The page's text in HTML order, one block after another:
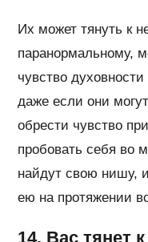
Их может тянуть к
паранормальному,
чувство
даже если они
обрести чувство
пробовать себя во
найдут свою нишу,
ею на протяжении
14. Вас тянет